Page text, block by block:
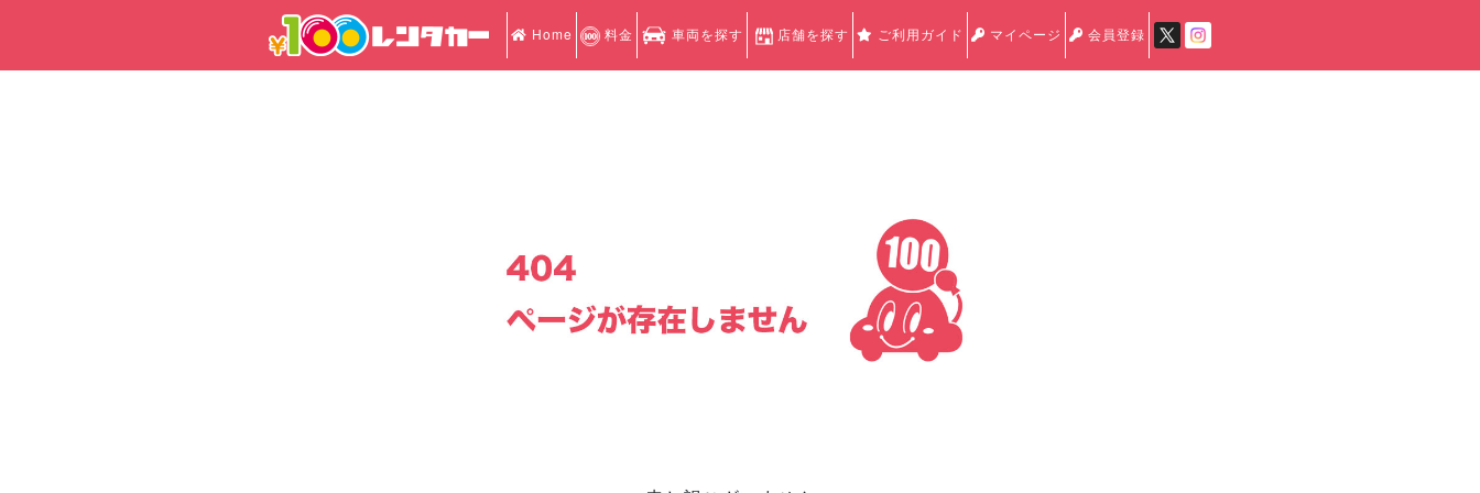
Home 料金 車両を探す 店舗を探す ご利用ガイド マイページ 会員登録